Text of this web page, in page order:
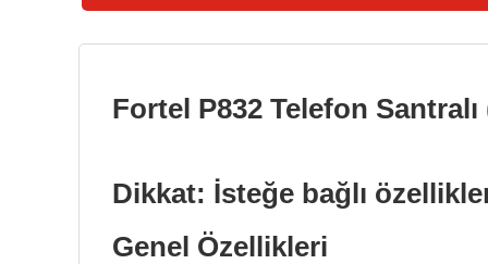
Fortel P832 Telefon Santralı
Dikkat: İsteğe bağlı
Genel Özellikleri